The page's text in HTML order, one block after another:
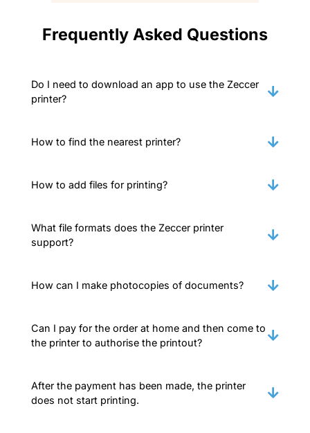
Frequently Asked Questions
Do I need to download an app to use the Zeccer
printer?
How to find the nearest printer?
How to add files for printing?
What file formats does the Zeccer printer
support?
How can I make photocopies of documents?
Can I pay for the order at home and then come to
the printer to authorise the printout?
After the payment has been made, the printer
does not start printing.